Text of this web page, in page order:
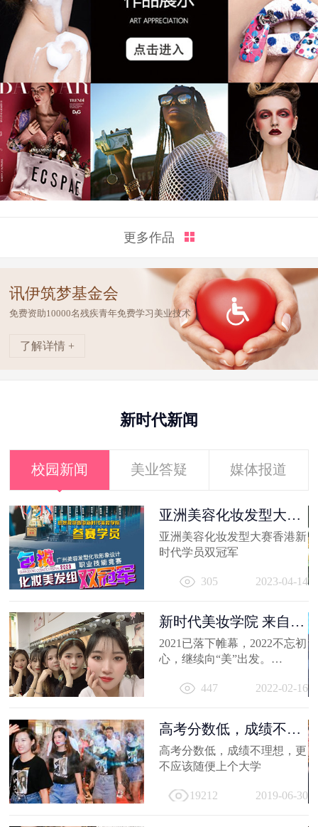
更多作品
讯伊筑梦基金会
免费资助10000名残疾青年免费学习美业技术
了解详情 +
新时代新闻
校园新闻 美业答疑 媒体报道
亚洲美容化妆发型大赛
香港新时代...
亚洲美容化妆发型大赛香港新
时代学员双冠军
305 2023-04-14
新时代美妆学院 来自
2021的回忆
2021已落下帷幕，2022不忘初
心，继续向“美”出发。
的小...
447 2022-02-16
高考分数低，成绩不理
想，更不应...
高考分数低，成绩不理想，更
不应该随便上个大学
19212 2019-06-30